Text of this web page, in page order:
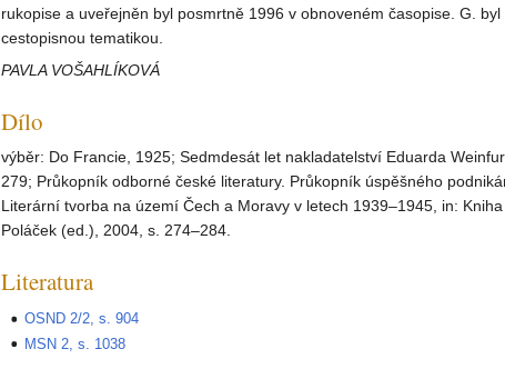
rukopise a uveřejněn byl posmrtně 1996 v obnoveném časopise. G.
cestopisnou tematikou.
PAVLA VOŠAHLÍKOVÁ
Dílo
výběr: Do Francie, 1925; Sedmdesát let nakladatelství Eduarda
279; Průkopník odborné české literatury. Průkopník úspěšného
Literární tvorba na území Čech a Moravy v letech 1939–1945, in:
Poláček (ed.), 2004, s. 274–284.
Literatura
OSND 2/2, s. 904
MSN 2, s. 1038